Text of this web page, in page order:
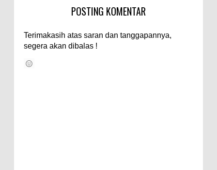
POSTING KOMENTAR
Terimakasih atas saran dan tanggapannya,
segera akan dibalas !